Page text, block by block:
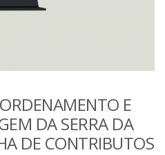
E
DA SERRA DA
DE CONTRIBUTOS